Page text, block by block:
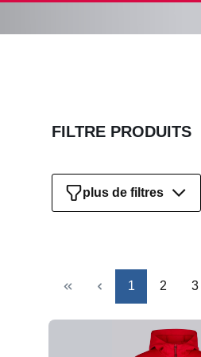
FILTRE PRODUITS
plus de filtres
Page
1 Page
2 3